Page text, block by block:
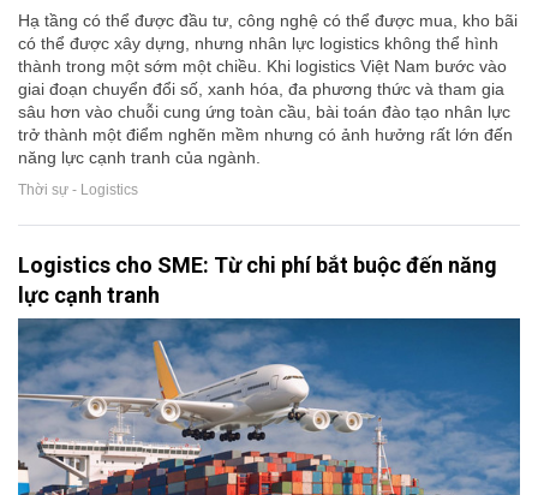
Hạ tầng có thể được đầu tư, công nghệ có thể được mua, kho bãi
có thể được xây dựng, nhưng nhân lực logistics không thể hình
thành trong một sớm một chiều. Khi logistics Việt Nam bước vào
giai đoạn chuyển đổi số, xanh hóa, đa phương thức và tham gia
sâu hơn vào chuỗi cung ứng toàn cầu, bài toán đào tạo nhân lực
trở thành một điểm nghẽn mềm nhưng có ảnh hưởng rất lớn đến
năng lực cạnh tranh của ngành.
Thời sự - Logistics
Logistics cho SME: Từ chi phí bắt buộc đến năng
lực cạnh tranh